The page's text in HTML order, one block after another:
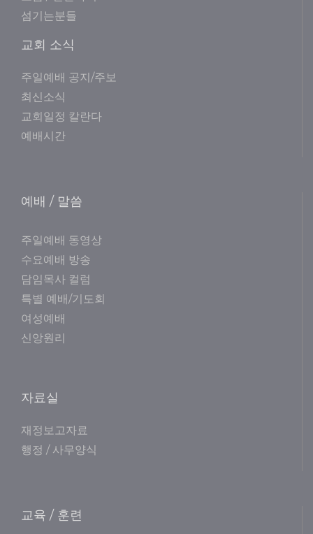
섬기는분들
교회 소식
주일예배 공지/주보
최신소식
교회일정 칼란다
예배시간
예배 / 말씀
주일예배 동영상
수요예배 방송
담임목사 컬럼
특별 예배/기도회
여성예배
신앙원리
자료실
재정보고자료
행정 / 사무양식
교육 / 훈련